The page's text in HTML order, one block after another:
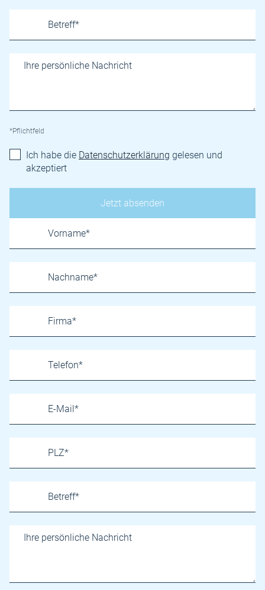
*Pflichtfeld
Ich habe die Datenschutzerklärung gelesen und
akzeptiert